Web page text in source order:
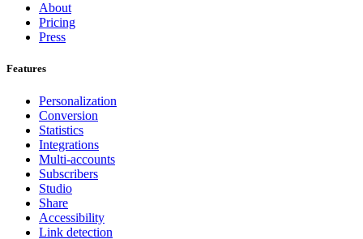
About
Pricing
Press
Features
Personalization
Conversion
Statistics
Integrations
Multi-accounts
Subscribers
Studio
Share
Accessibility
Link detection